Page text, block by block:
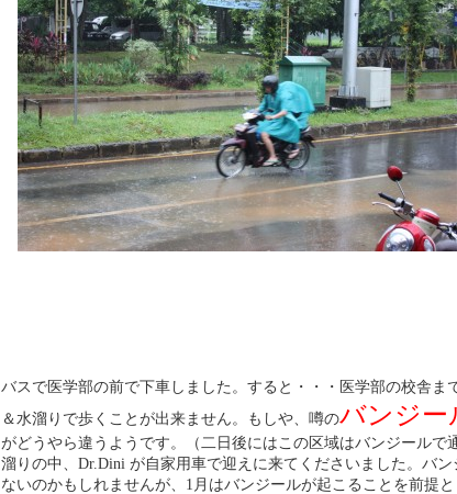
バスで医学部の前で下車しました。すると・・・医学部の校舎ま
＆水溜りで歩くことが出来ません。もしや、噂のバンジー
がどうやら違うようです。（二日後にはこの区域はバンジールで
溜りの中、Dr.Dini が自家用車で迎えに来てくださいました。バ
ないのかもしれませんが、1月はバンジールが起こることを前提